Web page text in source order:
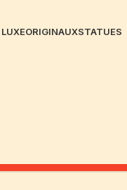
ORIGINAUXSTATUES